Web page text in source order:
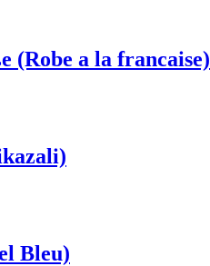
(Robe a la francaise)
Bleu)